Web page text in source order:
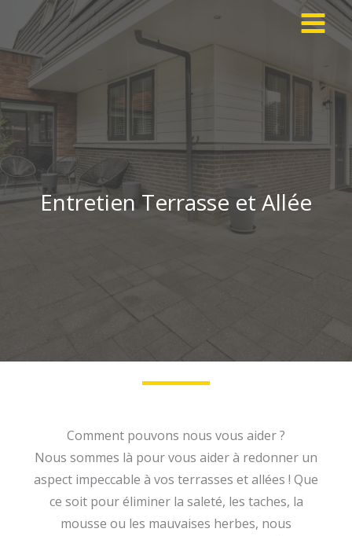
contenu
Entretien Terrasse et Allée
Comment pouvons nous vous aider ?
Nous sommes là pour vous aider à redonner un
aspect impeccable à vos terrasses et allées ! Que
ce soit pour éliminer la saleté, les taches, la
mousse ou les mauvaises herbes, nous